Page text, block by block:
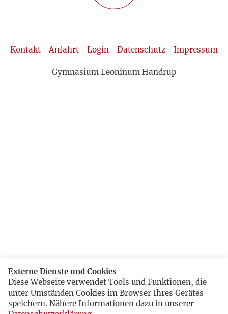
Kontakt Anfahrt Login Datenschutz Impressum
Gymnasium Leoninum Handrup
Externe Dienste und Cookies
Diese Webseite verwendet Tools und Funktionen, die
unter Umständen Cookies im Browser Ihres Gerätes
speichern. Nähere Informationen dazu in unserer